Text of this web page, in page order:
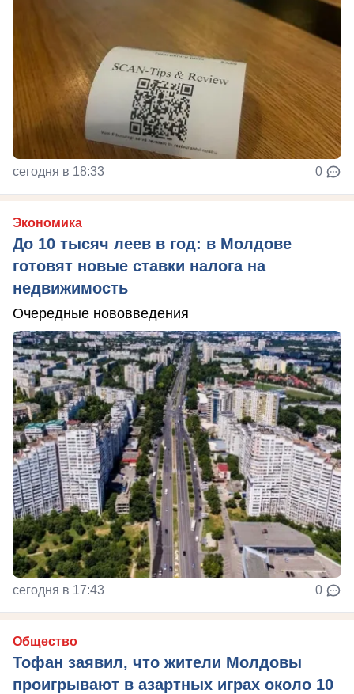
сегодня в 18:33 0
Экономика
До 10 тысяч леев в год: в Молдове
готовят новые ставки налога на
недвижимость
Очередные нововведения
сегодня в 17:43 0
Общество
Тофан заявил, что жители Молдовы
проигрывают в азартных играх около 10